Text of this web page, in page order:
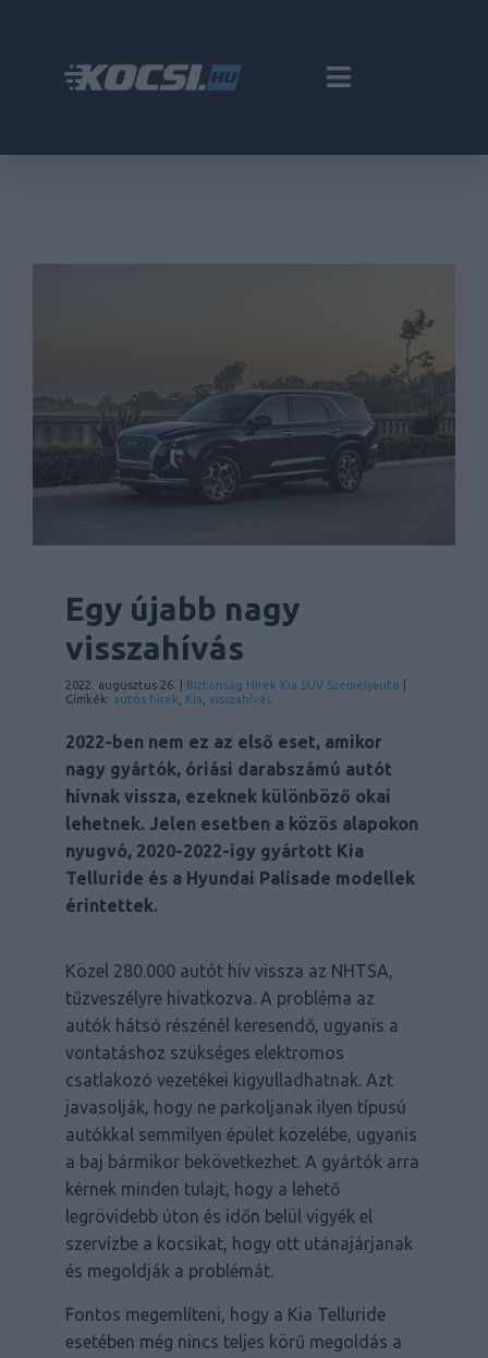
Egy újabb nagy
visszahívás
2022. augusztus 26. | Biztonság Hírek Kia SUV Személyauto
Címkék: autós hírek Kia visszahívás
2022-ben nem ez az első eset, amikor
nagy gyártók, óriási darabszámú autót
hívnak vissza, ezeknek különböző okai
lehetnek. Jelen esetben a közös alapokon
nyugvó, 2020-2022-igy gyártott Kia
Telluride és a Hyundai Palisade modellek
érintettek.
Közel 280.000 autót hív vissza az NHTSA,
tűzveszélyre hivatkozva. A probléma az
autók hátsó részénél keresendő, ugyanis a
vontatáshoz szükséges elektromos
csatlakozó vezetékei kigyulladhatnak. Azt
javasolják, hogy ne parkoljanak ilyen típusú
autókkal semmilyen épület közelébe, ugyanis
a baj bármikor bekövetkezhet. A gyártók arra
kérnek minden tulajt, hogy a lehető
legrövidebb úton és időn belül vigyék el
szervízbe a kocsikat, hogy ott utánajárjanak
és megoldják a problémát.
Fontos megemlíteni, hogy a Kia Telluride
esetében még nincs teljes körű megoldás a